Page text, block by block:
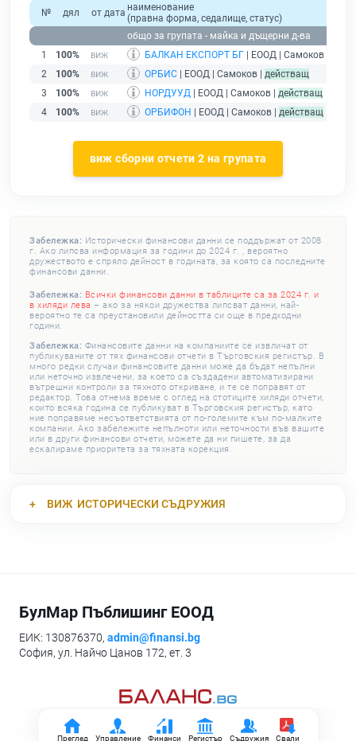
Преглед Управление Финанси Регистър Съдружия Свали
№ дял от дата наименование
(правна форма, седалище, статус)
общо за групата - майка и дъщерни д-ва
1
100% БАЛКАН ЕКСПОРТ БГ | ЕООД | Самоков |
2
100% ОРБИС | ЕООД | Самоков | действащ
3
100% НОРДУУД | ЕООД | Самоков | действащ
4
100% ОРБИФОН | ЕООД | Самоков | действащ
виж сборни отчети 2 на групата
Забележка: Исторически финансови данни се поддържат от 2008
г. Ако липсва информация за години до 2024 г. , вероятно
дружеството е спряло дейност в годината, за която са последните
финансови данни.
Забележка: Всички финансови данни в таблиците са за 2024 г. и
в хиляди лева – ако за някои дружества липсват данни, най-
вероятно те са преустановили дейността си още в предходни
години.
Забележка: Финансовите данни на компаниите се извличат от
публикуваните от тях финансови отчети в Търговския регистър. В
много редки случаи финансовите данни може да бъдат непълни
или неточно извлечени, за което са създадени автоматизирани
вътрешни контроли за тяхното откриване, и те се поправят от
редактор. Това отнема време с оглед на стотиците хиляди отчети,
които всяка година се публикуват в Търговския регистър, като
ние поправяме несъответствията от по-големите към по-малките
компании. Ако забележите непълноти или неточности във вашите
или в други финансови отчети, можете да ни пишете, за да
ескалираме приоритета за тяхната корекция.
ВИЖ ИСТОРИЧЕСКИ СЪДРУЖИЯ
БулМар Пъблишинг ЕООД
ЕИК: 130876370, admin@finansi.bg
София, ул. Найчо Цанов 172, ет. 3